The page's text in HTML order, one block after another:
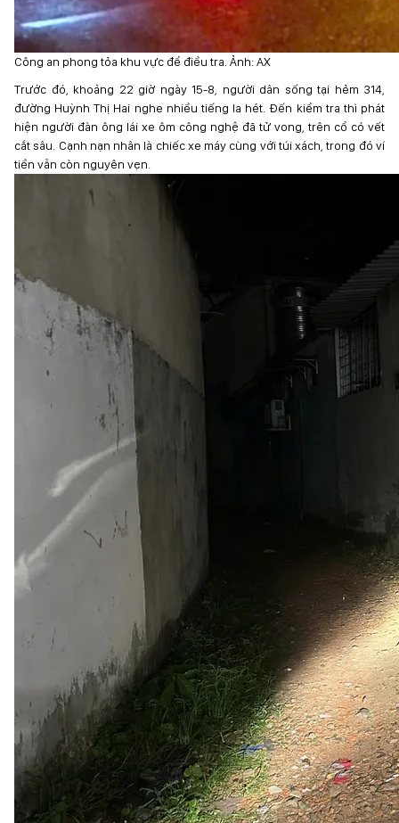
Công an phong tỏa khu vực để điều tra. Ảnh: AX
Trước đó, khoảng 22 giờ ngày 15-8, người dân sống tại hẻm 314,
đường Huỳnh Thị Hai nghe nhiều tiếng la hét. Đến kiểm tra thì phát
hiện người đàn ông lái xe ôm công nghệ đã tử vong, trên cổ có vết
cắt sâu. Cạnh nạn nhân là chiếc xe máy cùng với túi xách, trong đó ví
tiền vẫn còn nguyên vẹn.